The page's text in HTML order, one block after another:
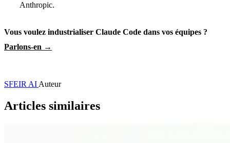
Anthropic.
Vous voulez industrialiser Claude Code dans vos équipes ?
Parlons-en →
SFEIR AI Auteur
Articles similaires